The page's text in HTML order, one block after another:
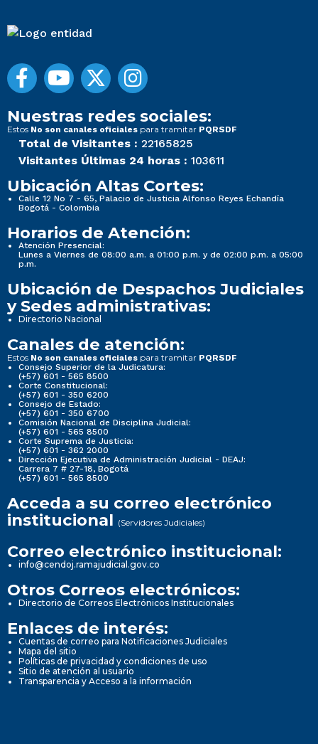
Nuestras redes sociales:
Estos No son canales oficiales para tramitar PQRSDF
Total de Visitantes : 22165825
Visitantes Últimas 24 horas : 103611
Ubicación Altas Cortes:
Calle 12 No 7 - 65, Palacio de Justicia Alfonso Reyes Echandía
Bogotá - Colombia
Horarios de Atención:
Atención Presencial:
Lunes a Viernes de 08:00 a.m. a 01:00 p.m. y de 02:00 p.m. a 05:00
p.m.
Ubicación de Despachos Judiciales
y Sedes administrativas:
Directorio Nacional
Canales de atención:
Estos No son canales oficiales para tramitar PQRSDF
Consejo Superior de la Judicatura:
(+57) 601 - 565 8500
Corte Constitucional:
(+57) 601 - 350 6200
Consejo de Estado:
(+57) 601 - 350 6700
Comisión Nacional de Disciplina Judicial:
(+57) 601 - 565 8500
Corte Suprema de Justicia:
(+57) 601 - 362 2000
Dirección Ejecutiva de Administración Judicial - DEAJ:
Carrera 7 # 27-18, Bogotá
(+57) 601 - 565 8500
Acceda a su correo electrónico
institucional (Servidores Judiciales)
Correo electrónico institucional:
info@cendoj.ramajudicial.gov.co
Otros Correos electrónicos:
Directorio de Correos Electrónicos Institucionales
Enlaces de interés:
Cuentas de correo para Notificaciones Judiciales
Mapa del sitio
Políticas de privacidad y condiciones de uso
Sitio de atención al usuario
Transparencia y Acceso a la información